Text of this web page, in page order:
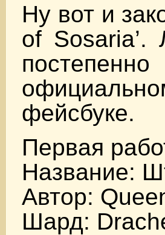
Ну вот и
of Sosaria’.
фейсбуке.
Первая
Название:
Автор:
Шард: